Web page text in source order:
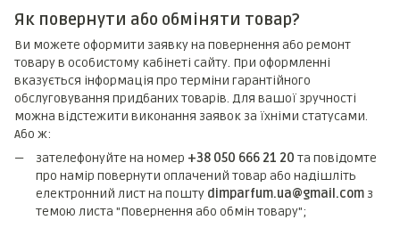
Як повернути або обміняти товар?
Ви можете оформити заявку на повернення або ремонт
товару в особистому кабінеті сайту. При оформленні
вказується інформація про терміни гарантійного
обслуговування придбаних товарів. Для вашої зручності
можна відстежити виконання заявок за їхніми статусами.
Або ж:
зателефонуйте на номер +38 050 666 21 20 та повідомте
про намір повернути оплачений товар або надішліть
електронний лист на пошту dimparfum.ua@gmail.com з
темою листа "Повернення або обмін товару";